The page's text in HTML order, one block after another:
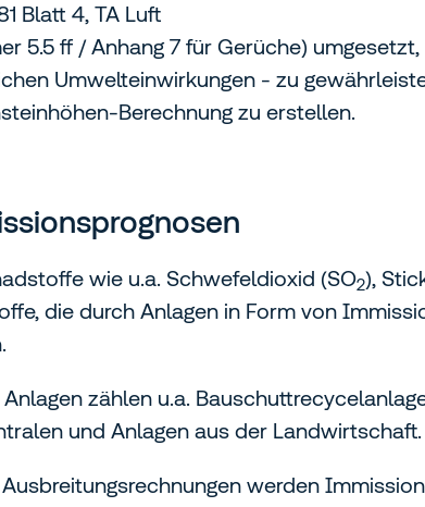
Blatt 4, TA Luft
5.5 ff / Anhang 7 für Gerüche)
Umwelteinwirkungen - zu
Berechnung zu erstellen.
wie u.a. Schwefeldioxid (SO2),
die durch Anlagen in Form von
zählen u.a.
und Anlagen aus der Landwirtschaft.
werden